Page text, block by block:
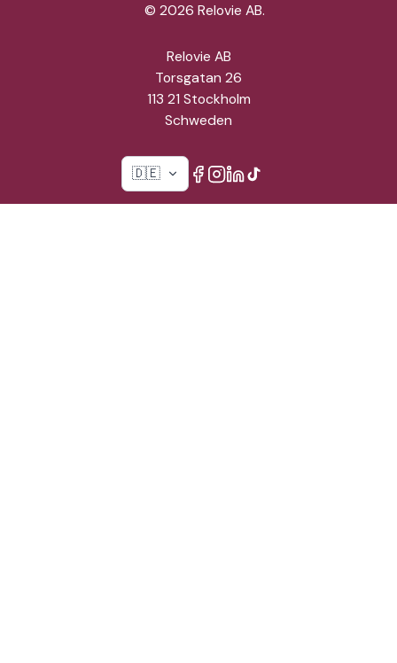
© 2026 Relovie AB.
Relovie AB
Torsgatan 26
113 21 Stockholm
Schweden
🇩🇪